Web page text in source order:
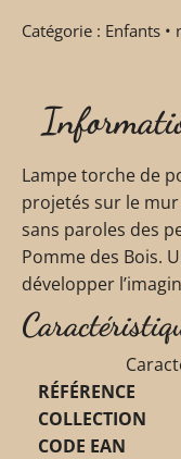
Catégorie : Enfants •
Lampe torche de
projetés sur le
sans paroles des
Pomme des Bois.
développer
RÉFÉRENCE
COLLECTION
CODE EAN